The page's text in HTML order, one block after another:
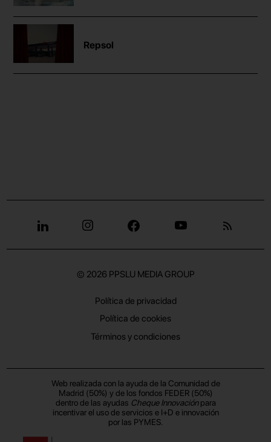
Repsol
© 2026 PPSLU MEDIA GROUP
Política de privacidad
Política de cookies
Términos y condiciones
Web realizada con la ayuda de la Comunidad de
Madrid (50%) y de los fondos FEDER (50%)
dentro de las ayudas Cheque Innovaciónpara
incentivar el uso de servicios e I+D e innovación
por las PYMES.